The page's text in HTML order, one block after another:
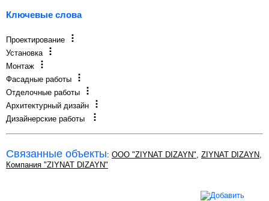
Ключевые слова
Проектирование
Установка
Монтаж
Фасадные работы
Отделочные работы
Архитектурный дизайн
Дизайнерские работы
Связанные объекты: OOO "ZIYNAT DIZAYN" ZIYNAT DIZAYN
Компания "ZIYNAT DIZAYN"